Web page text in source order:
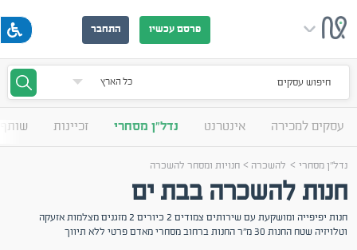
פרסם עכשיו התחבר
חיפוש עסקים
עסקים למכירה אינטרנט נדל"ן מסחרי זכיינות
נדל"ן מסחרי> להשכרה >חנויות ומסחר להשכרה
חנות להשכרה בבת ים
חנות יפיפייה ומושקעת עם שירותים צמודים 2 כיורים 2 מזגנים מצלמות אזעקה
וטלויזיה שטח החנות 30 מ"ר החנות ברחוב מסחרי מאדם פרטי ללא תיווך